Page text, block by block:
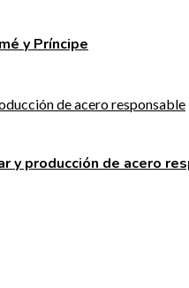
y Príncipe
y producción de acero